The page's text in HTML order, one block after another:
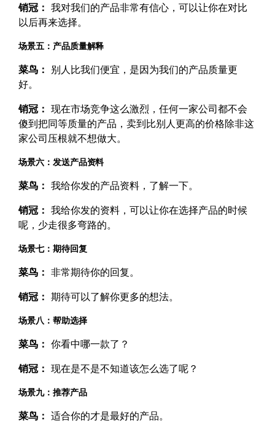
销冠： 我对我们的产品非常有信心，可以让你在对比
以后再来选择。
场景五：产品质量解释
菜鸟： 别人比我们便宜，是因为我们的产品质量更
好。
销冠： 现在市场竞争这么激烈，任何一家公司都不会
傻到把同等质量的产品，卖到比别人更高的价格除非这
家公司压根就不想做大。
场景六：发送产品资料
菜鸟： 我给你发的产品资料，了解一下。
销冠： 我给你发的资料，可以让你在选择产品的时候
呢，少走很多弯路的。
场景七：期待回复
菜鸟： 非常期待你的回复。
销冠： 期待可以了解你更多的想法。
场景八：帮助选择
菜鸟： 你看中哪一款了？
销冠： 现在是不是不知道该怎么选了呢？
场景九：推荐产品
菜鸟： 适合你的才是最好的产品。